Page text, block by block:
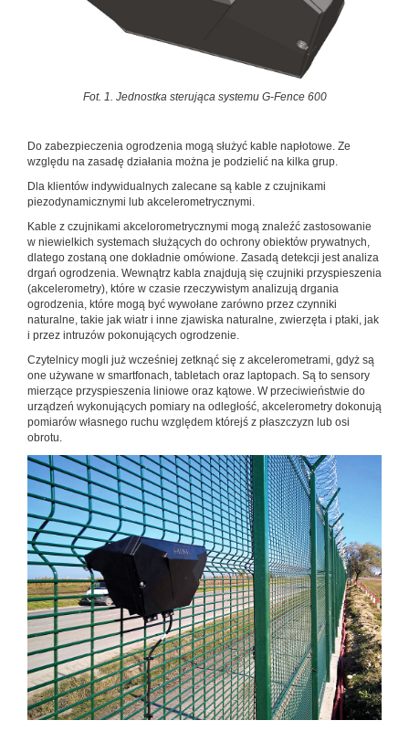
Fot. 1. Jednostka sterująca systemu G-Fence 600
Do zabezpieczenia ogrodzenia mogą służyć kable napłotowe. Ze
względu na zasadę działania można je podzielić na kilka grup.
Dla klientów indywidualnych zalecane są kable z czujnikami
piezodynamicznymi lub akcelerometrycznymi.
Kable z czujnikami akcelorometrycznymi mogą znaleźć zastosowanie
w niewielkich systemach służących do ochrony obiektów prywatnych,
dlatego zostaną one dokładnie omówione. Zasadą detekcji jest analiza
drgań ogrodzenia. Wewnątrz kabla znajdują się czujniki przyspieszenia
(akcelerometry), które w czasie rzeczywistym analizują drgania
ogrodzenia, które mogą być wywołane zarówno przez czynniki
naturalne, takie jak wiatr i inne zjawiska naturalne, zwierzęta i ptaki, jak
i przez intruzów pokonujących ogrodzenie.
Czytelnicy mogli już wcześniej zetknąć się z akcelerometrami, gdyż są
one używane w smartfonach, tabletach oraz laptopach. Są to sensory
mierzące przyspieszenia liniowe oraz kątowe. W przeciwieństwie do
urządzeń wykonujących pomiary na odległość, akcelerometry dokonują
pomiarów własnego ruchu względem którejś z płaszczyzn lub osi
obrotu.